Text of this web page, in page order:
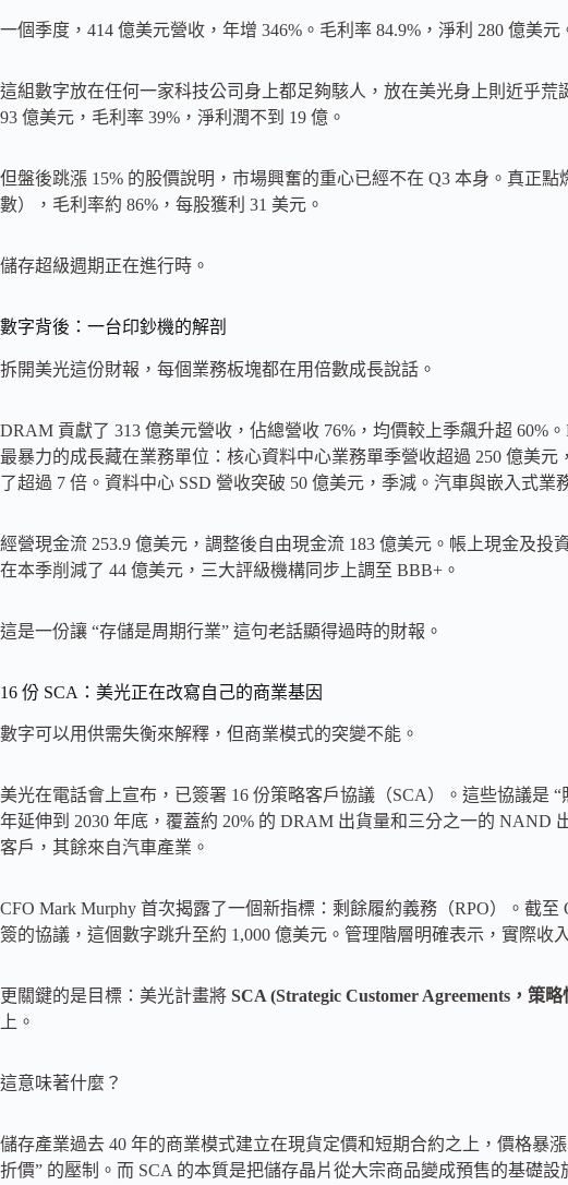
一個季度，414 億美元營收，年增 346%。毛利率 84.9%，淨利 280 億美元
這組數字放在任何一家科技公司身上都足夠駭人，放在美光身上則近乎
93 億美元，毛利率 39%，淨利潤不到 19 億。
但盤後跳漲 15% 的股價說明，市場興奮的重心已經不在 Q3 本身。真正
數），毛利率約 86%，每股獲利 31 美元。
儲存超級週期正在進行時。
數字背後：一台印鈔機的解剖
拆開美光這份財報，每個業務板塊都在用倍數成長說話。
DRAM 貢獻了 313 億美元營收，佔總營收 76%，均價較上季飆升超 60%
最暴力的成長藏在業務單位：核心資料中心業務單季營收超過 250 億美元
了超過 7 倍。資料中心 SSD 營收突破 50 億美元，季減。汽車與嵌入式業
經營現金流 253.9 億美元，調整後自由現金流 183 億美元。帳上現金及投
在本季削減了 44 億美元，三大評級機構同步上調至 BBB+。
這是一份讓 “存儲是周期行業” 這句老話顯得過時的財報。
16 份 SCA：美光正在改寫自己的商業基因
數字可以用供需失衡來解釋，但商業模式的突變不能。
美光在電話會上宣布，已簽署 16 份策略客戶協議（SCA）。這些協議是
年延伸到 2030 年底，覆蓋約 20% 的 DRAM 出貨量和三分之一的 NAND
客戶，其餘來自汽車產業。
CFO Mark Murphy 首次揭露了一個新指標：剩餘履約義務（RPO）。截
簽的協議，這個數字跳升至約 1,000 億美元。管理階層明確表示，實際收
更關鍵的是目標：美光計畫將 SCA (Strategic Customer Agreements，策
上。
這意味著什麼？
儲存產業過去 40 年的商業模式建立在現貨定價和短期合約之上，價格暴
折價” 的壓制。而 SCA 的本質是把儲存晶片從大宗商品變成預售的基礎